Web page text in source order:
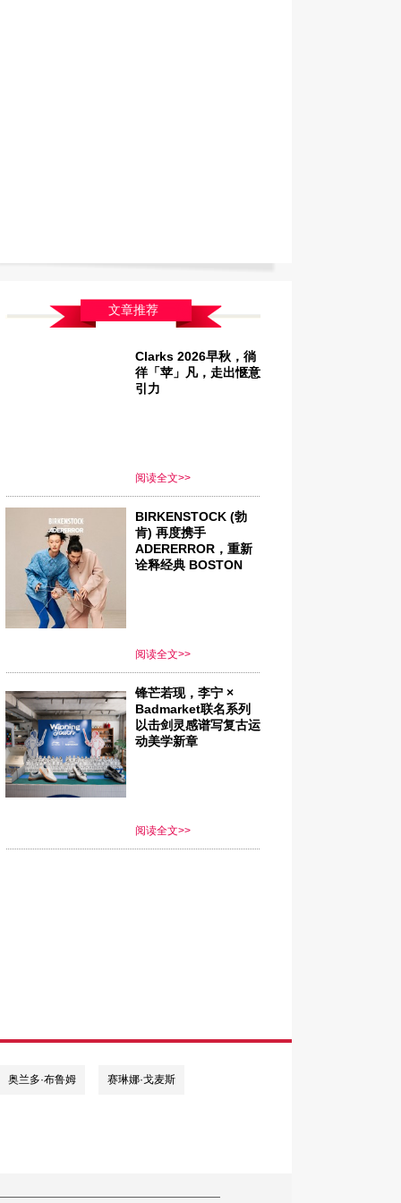
文章推荐
Clarks 2026早秋，徜
徉「苹」凡，走出惬意
引力
阅读全文>>
BIRKENSTOCK (勃
肯) 再度携手
ADERERROR，重新
诠释经典 BOSTON
阅读全文>>
锋芒若现，李宁 ×
Badmarket联名系列
以击剑灵感谱写复古运
动美学新章
阅读全文>>
奥兰多·布鲁姆 赛琳娜·戈麦斯